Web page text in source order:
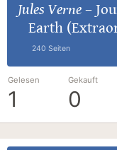
Jules Verne–
Earth
240 Seiten
Gelesen
1
Gekauft
0